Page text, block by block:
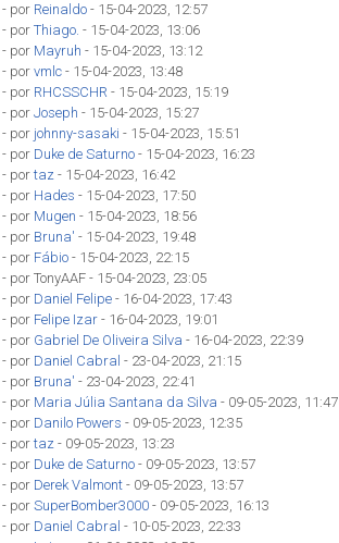
- por Reinaldo - 15-04-2023, 12:57
- porThiago. - 15-04-2023, 13:06
- por Mayruh - 15-04-2023, 13:12
- porvmlc - 15-04-2023, 13:48
- por RHCSSCHR - 15-04-2023, 15:19
- porJoseph - 15-04-2023, 15:27
- por johnny-sasaki - 15-04-2023, 15:51
- por Duke de Saturno - 15-04-2023, 16:23
- portaz - 15-04-2023, 16:42
- por Hades - 15-04-2023, 17:50
- por Mugen - 15-04-2023, 18:56
- por Bruna' - 15-04-2023, 19:48
- por Fábio - 15-04-2023, 22:15
- por TonyAAF - 15-04-2023, 23:05
- por Daniel Felipe - 16-04-2023, 17:43
- por Felipe Izar - 16-04-2023, 19:01
- por Gabriel De Oliveira Silva - 16-04-2023, 22:39
- por Daniel Cabral - 23-04-2023, 21:15
- por Bruna' - 23-04-2023, 22:41
- por Maria Júlia Santana da Silva - 09-05-2023, 11:47
- por Danilo Powers - 09-05-2023, 12:35
- portaz - 09-05-2023, 13:23
- por Duke de Saturno - 09-05-2023, 13:57
- por Derek Valmont - 09-05-2023, 13:57
- porSuperBomber3000 - 09-05-2023, 16:13
- por Daniel Cabral - 10-05-2023, 22:33